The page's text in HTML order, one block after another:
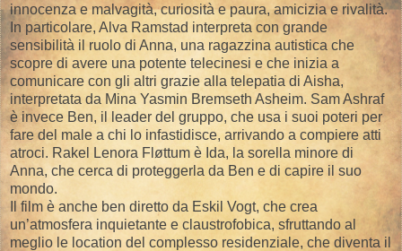
innocenza e malvagità, curiosità e paura, amicizia e rivalità.
In particolare, Alva Ramstad interpreta con grande
sensibilità il ruolo di Anna, una ragazzina autistica che
scopre di avere una potente telecinesi e che inizia a
comunicare con gli altri grazie alla telepatia di Aisha,
interpretata da Mina Yasmin Bremseth Asheim. Sam Ashraf
è invece Ben, il leader del gruppo, che usa i suoi poteri per
fare del male a chi lo infastidisce, arrivando a compiere atti
atroci. Rakel Lenora Fløttum è Ida, la sorella minore di
Anna, che cerca di proteggerla da Ben e di capire il suo
mondo.
Il film è anche ben diretto da Eskil Vogt, che crea
un’atmosfera inquietante e claustrofobica, sfruttando al
meglio le location del complesso residenziale, che diventa il